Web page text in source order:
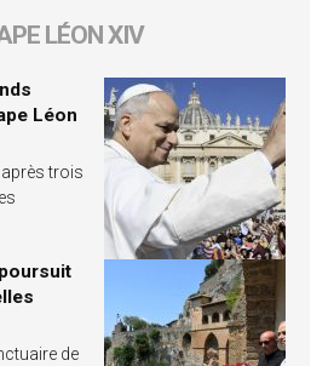
LÉON XIV
Léon
trois
de